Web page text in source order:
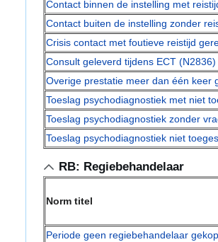
Contact binnen de instelling met
Contact buiten de instelling zonder
Crisis contact met foutieve reistijd
Consult geleverd tijdens ECT (N2836)
Overige prestatie meer dan één keer
Toeslag psychodiagnostiek met niet
Toeslag psychodiagnostiek zonder
Toeslag psychodiagnostiek niet
RB: Regiebehandelaar
Norm titel
Periode geen regiebehandelaar